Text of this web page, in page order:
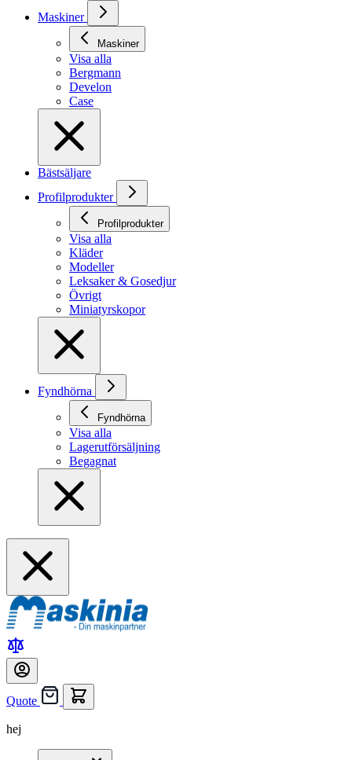
Maskiner
Maskiner
Visa alla
Bergmann
Develon
Case
Bästsäljare
Profilprodukter
Profilprodukter
Visa alla
Kläder
Modeller
Leksaker & Gosedjur
Övrigt
Miniatyrskopor
Fyndhörna
Fyndhörna
Visa alla
Lagerutförsäljning
Begagnat
Quote
hej